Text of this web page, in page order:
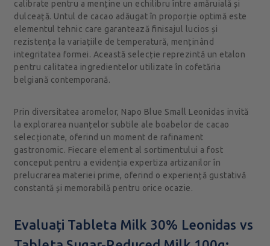
calibrate pentru a menține un echilibru între amăruială și
dulceață. Untul de cacao adăugat în proporție optimă este
elementul tehnic care garantează finisajul lucios și
rezistența la variațiile de temperatură, menținând
integritatea formei. Această selecție reprezintă un etalon
pentru calitatea ingredientelor utilizate în cofetăria
belgiană contemporană.
Prin diversitatea aromelor, Napo Blue Small Leonidas invită
la explorarea nuanțelor subtile ale boabelor de cacao
selecționate, oferind un moment de rafinament
gastronomic. Fiecare element al sortimentului a fost
conceput pentru a evidenția expertiza artizanilor în
prelucrarea materiei prime, oferind o experiență gustativă
constantă și memorabilă pentru orice ocazie.
Evaluați Tableta Milk 30% Leonidas vs